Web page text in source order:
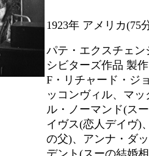
1923年 アメリカ(75
パテ・エクスチェ
シビターズ作品 製
F・リチャード・ジ
ッコンヴィル、マ
ル・ノーマンド(ス
イヴス(恋人デイヴ)
の父)、アンナ・ダ